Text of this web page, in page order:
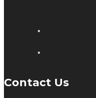
Contact Us